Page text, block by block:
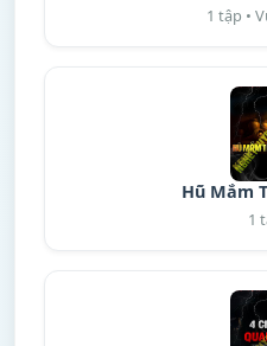
1 tập •
Hũ Mắm
1